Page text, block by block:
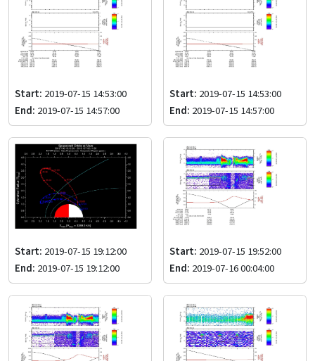
Start: 2019-07-15 14:53:00
End: 2019-07-15 14:57:00
Start: 2019-07-15 14:53:00
End: 2019-07-15 14:57:00
Start: 2019-07-15 19:12:00
End: 2019-07-15 19:12:00
Start: 2019-07-15 19:52:00
End: 2019-07-16 00:04:00